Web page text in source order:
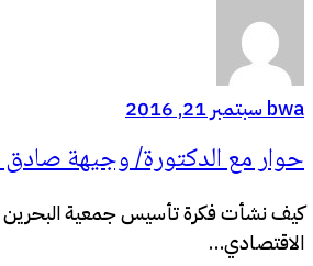
bwaسبتمبر 21, 2016
حوار مع الدكتورة/ وجيهة صادق
كيف نشأت فكرة تأسيس جمعية البحرين
الاقتصادي…